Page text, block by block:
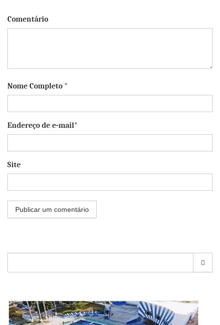
Comentário
Nome Completo *
Endereço de e-mail*
Site
por: